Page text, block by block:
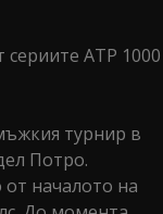
ATP 1000
турнир в
Потро.
началото на